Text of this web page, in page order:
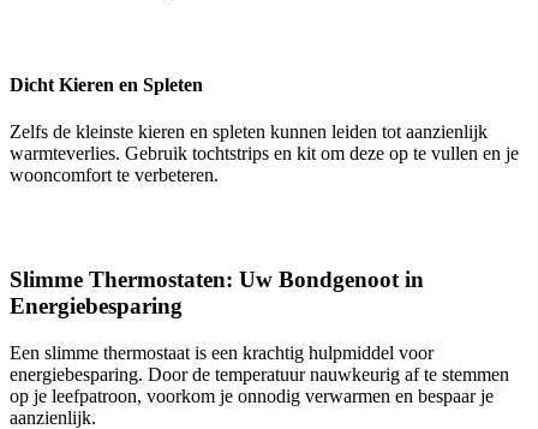
Dicht Kieren en Spleten
Zelfs de kleinste kieren en spleten kunnen leiden tot aanzienlijk
warmteverlies. Gebruik tochtstrips en kit om deze op te vullen en je
wooncomfort te verbeteren.
Slimme Thermostaten: Uw Bondgenoot in
Energiebesparing
Een slimme thermostaat is een krachtig hulpmiddel voor
energiebesparing. Door de temperatuur nauwkeurig af te stemmen
op je leefpatroon, voorkom je onnodig verwarmen en bespaar je
aanzienlijk.